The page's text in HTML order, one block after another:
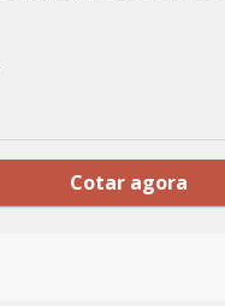
Cotar agora